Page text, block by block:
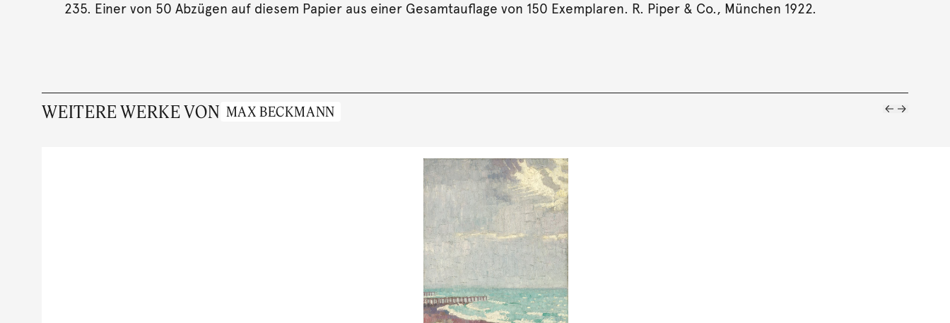
235. Einer von 50 Abzügen auf diesem Papier aus einer Gesamtauflage von 150 Exemplaren. R. Piper & Co., München 1922.
WEITERE WERKE VON MAX BECKMANN